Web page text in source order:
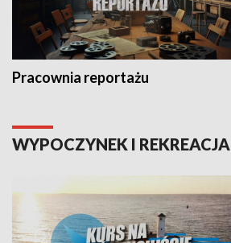
Pracownia reportażu
WYPOCZYNEK I REKREACJA